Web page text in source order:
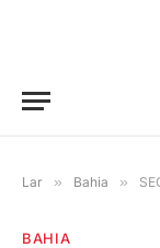
Lar » Bahia » SEC
BAHIA